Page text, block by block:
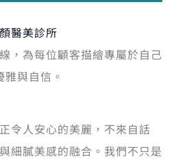
醫美診所
，為每位顧客描繪專屬於自己
雅與自信。
令人安心的美麗，不來自話
細膩美感的融合。我們不只是